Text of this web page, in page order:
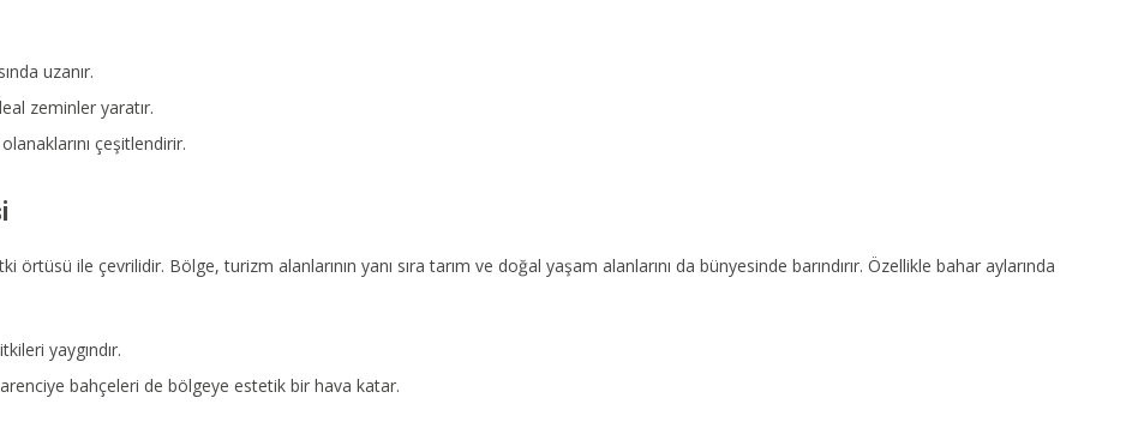
uzanır.
zeminler yaratır.
çeşitlendirir.
örtüsü ile çevrilidir. Bölge, turizm alanlarının yanı sıra tarım ve doğal yaşam alanlarını da bünyesinde barındırır. Özellikle bahar aylarında
yaygındır.
bahçeleri de bölgeye estetik bir hava katar.